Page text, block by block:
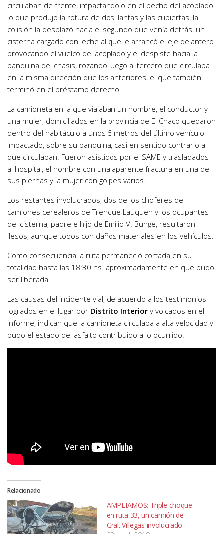
circulaban de frente, impactandolo en el pecho del acoplado
lo que produjo la rotura de dos llantas y las cubiertas, la
colisión la desplazó hacia el segundo que venía detrás, un
cisterna cargado con leche al que le arrancó el eje delantero
provocando el vuelco del acoplado y el despiste hacia la
banquina del chasis, rozando luego al tercero que circulaba
en la misma dirección que los anteriores, el que también
terminó en el préstamo derecho.
La camioneta en la que viajaban un hombre, el conductor y
una mujer, domiciliados en la provincia de El Chaco quedaron
dentro del habitáculo a unos 5 metros del último vehículo
impactado, sobre su banquina, casi en sentido contrario al
que circulaban. Fueron asistidos por el SAME y trasladados
al hospital, el hombre con una aparente fractura en una de
sus piernas y la mujer con golpes varios.
Los restantes involucrados, dos de los choferes de
camiones cerealeros de Trenque Lauquen y los ocupantes
del cisterna, padre e hijo de Emilio V. Bunge, resultaron
ilesos, aunque todos con daños materiales en los vehículos.
Como consecuencia la ruta permaneció cortada en su
totalidad hasta las 18:30 hs. aproximadamente en que pudo
ser liberada.
Las causas del incidente vial, de acuerdo a los testimonios
logrados en el lugar por Distrito Interior y volcados en el
informe, indican que la camioneta circulaba a alta velocidad y
pudo el estado del asfalto contribuido a lo ocurrido.
Relacionado
AMPLIAMOS: Triple choque
en ruta 33, un camión de
Gral. Villegas involucrado